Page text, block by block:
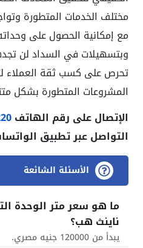
مختلف الخدمات المتطورة
مع إمكانية الحصول على
وبتسهيلات في السداد لن
تحرص على كسب ثقة العملاء
المشروعات المتطورة بشكل
الإتصال على رقم الهاتف
التواصل عبر تطبيق
الأسئلة الشائعة
ما هو سعر متر الوحدة
ناينث هب؟
يبدأ من 120000 جنيه مصري.